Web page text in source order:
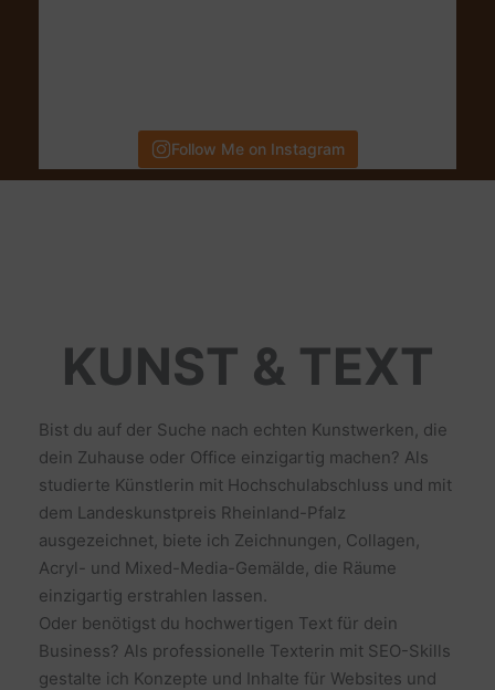
Follow Me on Instagram
KUNST & TEXT
Bist du auf der Suche nach echten Kunstwerken, die
dein Zuhause oder Office einzigartig machen? Als
studierte Künstlerin mit Hochschulabschluss und mit
dem Landeskunstpreis Rheinland-Pfalz
ausgezeichnet, biete ich Zeichnungen, Collagen,
Acryl- und Mixed-Media-Gemälde, die Räume
einzigartig erstrahlen lassen.
Oder benötigst du hochwertigen Text für dein
Business? Als professionelle Texterin mit SEO-Skills
gestalte ich Konzepte und Inhalte für Websites und